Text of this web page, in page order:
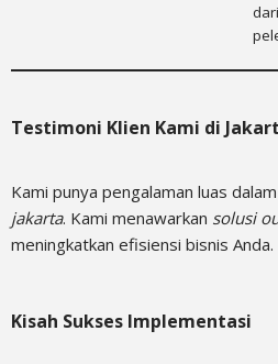
Testimoni Klien Kami di
Kami punya pengalaman luas dalam
jakarta. Kami menawarkan solusi
meningkatkan efisiensi bisnis Anda.
Kisah Sukses Implementasi